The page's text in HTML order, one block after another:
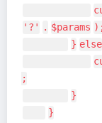
'?'
. $params
} else
;
}
}